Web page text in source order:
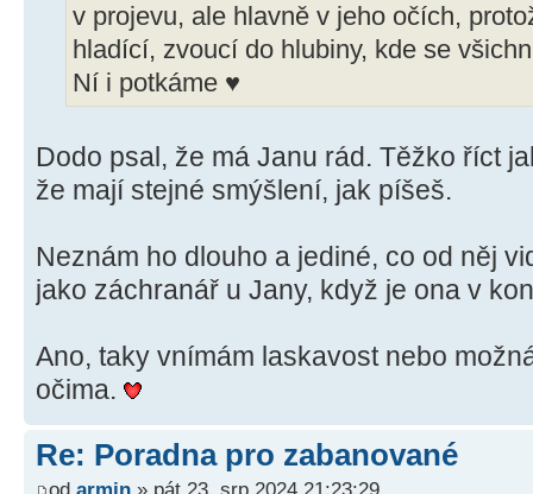
v projevu, ale hlavně v jeho očích,
hladící, zvoucí do hlubiny, kde se
Ní i potkáme ♥
Dodo psal, že má Janu rád. Těžko říct
že mají stejné smýšlení, jak píšeš.
Neznám ho dlouho a jediné, co od něj
jako záchranář u Jany, když je ona v
Ano, taky vnímám laskavost nebo
očima.
Re: Poradna pro zabanované